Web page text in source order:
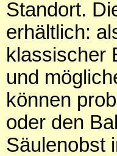
Standort.
erhältlich:
klassischer
und
können
oder den
Säulenobst